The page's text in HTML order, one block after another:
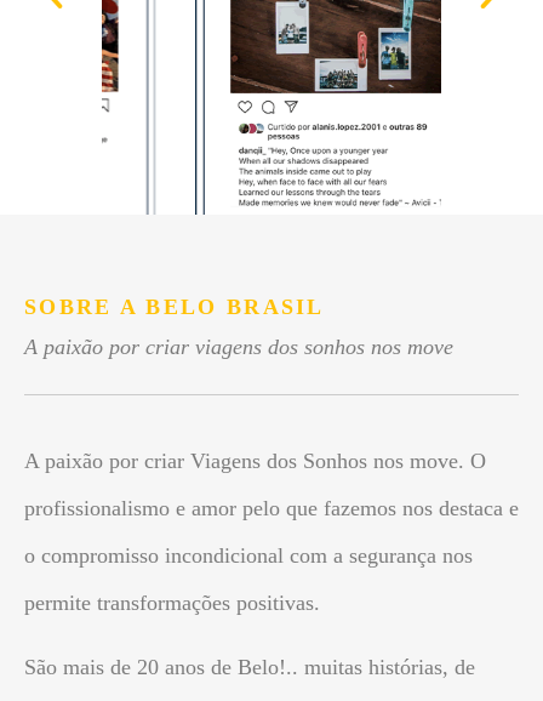
SOBRE A BELO BRASIL
A paixão por criar viagens dos sonhos nos move
A paixão por criar Viagens dos Sonhos nos move. O
profissionalismo e amor pelo que fazemos nos destaca e
o compromisso incondicional com a segurança nos
permite transformações positivas.
São mais de 20 anos de Belo!.. muitas histórias, de